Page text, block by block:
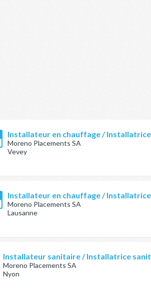
Installateur en chauffage /
Moreno Placements SA
Vevey
Installateur en chauffage /
Moreno Placements SA
Lausanne
Installateur sanitaire / Installatrice
Moreno Placements SA
Nyon